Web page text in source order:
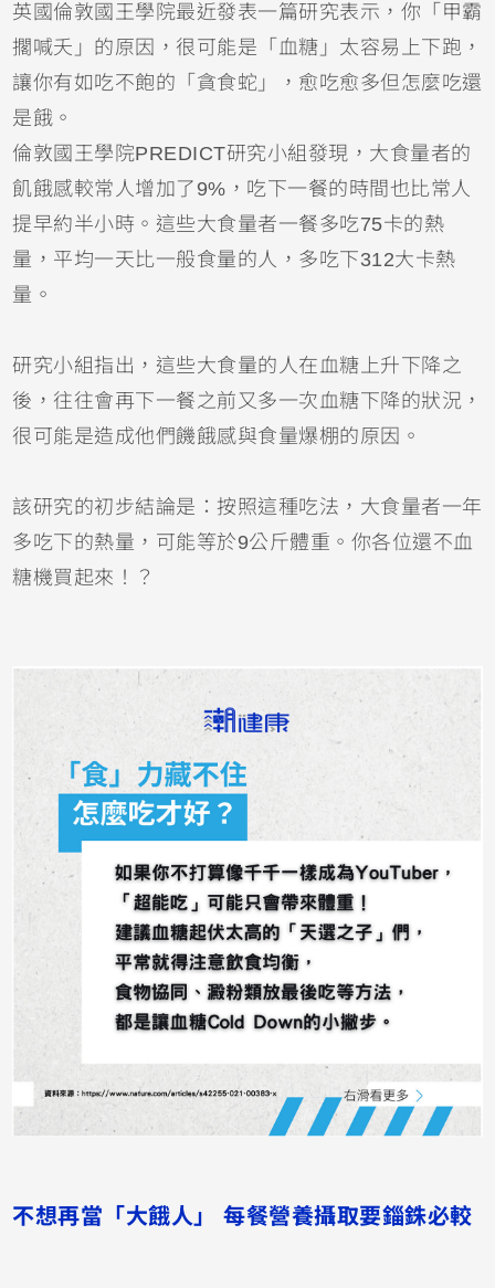
英國倫敦國王學院最近發表一篇研究表示，你「甲霸
擱喊夭」的原因，很可能是「血糖」太容易上下跑，
讓你有如吃不飽的「貪食蛇」，愈吃愈多但怎麼吃還
是餓。
倫敦國王學院PREDICT研究小組發現，大食量者的
飢餓感較常人增加了9%，吃下一餐的時間也比常人
提早約半小時。這些大食量者一餐多吃75卡的熱
量，平均一天比一般食量的人，多吃下312大卡熱
量。
研究小組指出，這些大食量的人在血糖上升下降之
後，往往會再下一餐之前又多一次血糖下降的狀況，
很可能是造成他們饑餓感與食量爆棚的原因。
該研究的初步結論是：按照這種吃法，大食量者一年
多吃下的熱量，可能等於9公斤體重。你各位還不血
糖機買起來！？
不想再當「大餓人」 每餐營養攝取要錙銖必較